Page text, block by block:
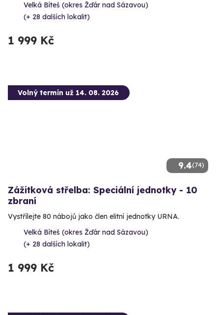
Velká Bíteš (okres Žďár nad Sázavou)
(+ 28 dalších lokalit)
1 999 Kč
9.4(74)
Volný termín už 14. 08. 2026
Zážitková střelba: Speciální jednotky - 10
zbraní
Vystřílejte 80 nábojů jako člen elitní jednotky URNA.
Velká Bíteš (okres Žďár nad Sázavou)
(+ 28 dalších lokalit)
1 999 Kč